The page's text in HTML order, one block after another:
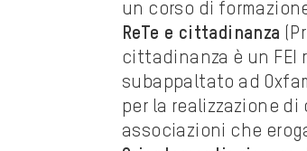
un corso di
ReTe e cittadinanza
cittadinanza è un FEI
subappaltato ad
per la realizzazione
associazioni che